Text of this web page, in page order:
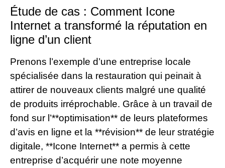
Étude de cas : Comment Icone
Internet a transformé la réputation en
ligne d’un client
Prenons l’exemple d’une entreprise locale
spécialisée dans la restauration qui peinait à
attirer de nouveaux clients malgré une qualité
de produits irréprochable. Grâce à un travail de
fond sur l’**optimisation** de leurs plateformes
d’avis en ligne et la **révision** de leur stratégie
digitale, **Icone Internet** a permis à cette
entreprise d’acquérir une note moyenne